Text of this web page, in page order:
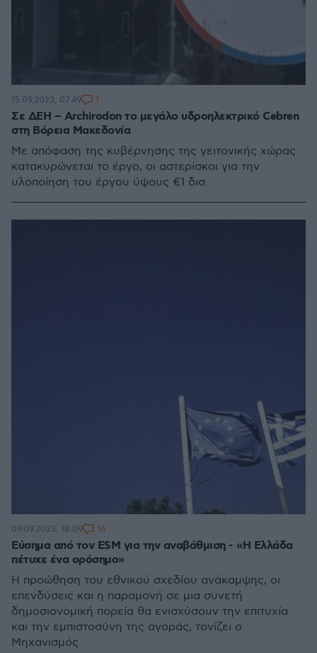
Σε ΔΕΗ – Archirodon το μεγάλο υδροηλεκτρικό Cebren
στη Βόρεια Μακεδονία
Με απόφαση της κυβέρνησης της γειτονικής χώρας
κατακυρώνεται το έργο, οι αστερίσκοι για την
υλοποίηση του έργου ύψους €1 δισ.
15.09.2023, 07:49 1
Εύσημα από τον ESM για την αναβάθμιση - «Η Ελλάδα
πέτυχε ένα ορόσημο»
Η προώθηση του εθνικού σχεδίου ανάκαμψης, οι
επενδύσεις και η παραμονή σε μια συνετή
δημοσιονομική πορεία θα ενισχύσουν την επιτυχία
και την εμπιστοσύνη της αγοράς, τονίζει ο
Μηχανισμός
09.09.2023, 18:09 16